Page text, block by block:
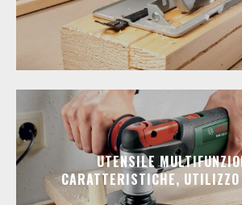
UTENSILE
CARATTERISTICHE, UTILIZZO